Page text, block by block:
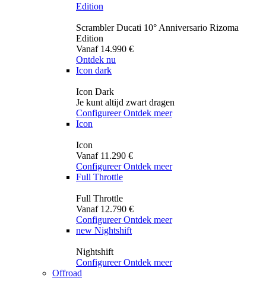
Edition
Scrambler Ducati 10° Anniversario Rizoma
Edition
Vanaf 14.990 €
Ontdek nu
Icon dark
Icon Dark
Je kunt altijd zwart dragen
Configureer Ontdek meer
Icon
Icon
Vanaf 11.290 €
Configureer Ontdek meer
Full Throttle
Full Throttle
Vanaf 12.790 €
Configureer Ontdek meer
new Nightshift
Nightshift
Configureer Ontdek meer
Offroad